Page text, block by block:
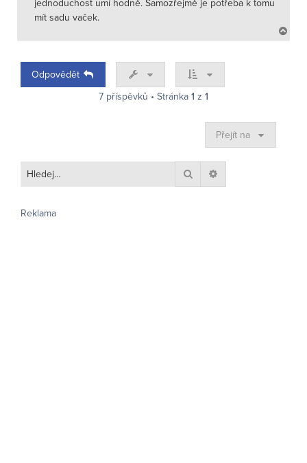
jednoduchost umí hodně. Samozřejmě je potřeba k tomu
mít sadu vaček.
a
Odpovědět
7 příspěvků • Stránka 1 z 1
Přejít na
Hledat
Reklama